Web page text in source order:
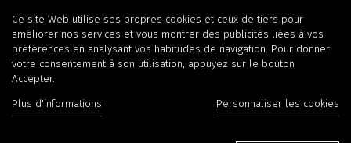
Ce site Web utilise ses propres cookies et ceux de tiers pour
améliorer nos services et vous montrer des publicités liées à vos
préférences en analysant vos habitudes de navigation. Pour donner
votre consentement à son utilisation, appuyez sur le bouton
Accepter.
Plus d'informations Personnaliser les cookies